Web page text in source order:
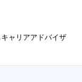
ャリアアドバイザ